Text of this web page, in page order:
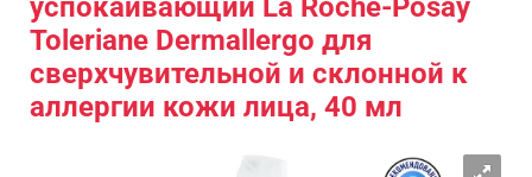
успокаивающий La Roche-Posay
Toleriane Dermallergo для
сверхчувительной и склонной к
аллергии кожи лица, 40 мл